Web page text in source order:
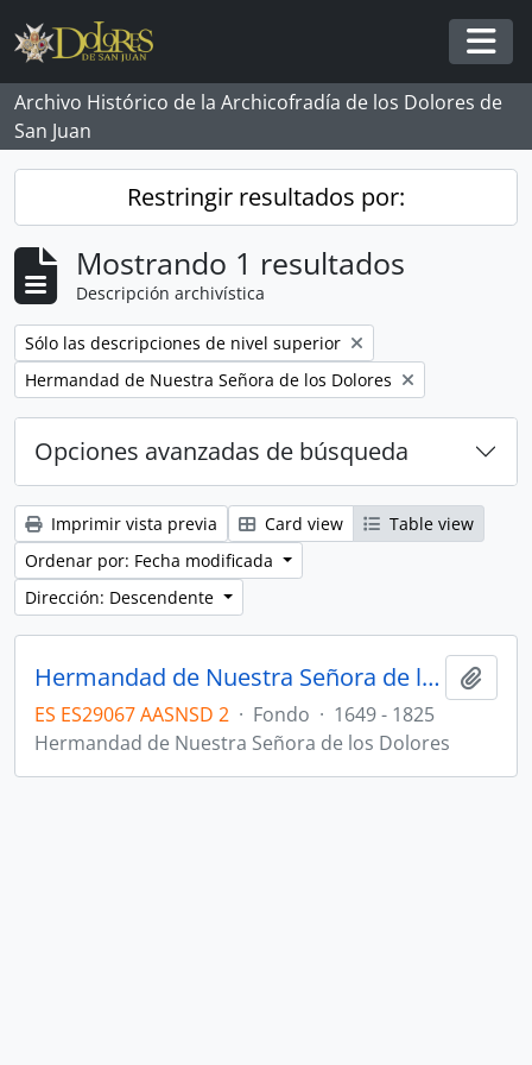
Skip to main content
Archivo Histórico de la Archicofradía de los Dolores de
San Juan
Restringir resultados por:
Mostrando 1 resultados
Descripción archivística
Remove filter:
Sólo las descripciones de nivel superior
Remove filter:
Hermandad de Nuestra Señora de los Dolores
Opciones avanzadas de búsqueda
Imprimir vista previa Card view
Table view
Ordenar por: Fecha modificada
Dirección: Descendente
Hermandad de Nuestra Señora de los Dolores
ES ES29067 AASNSD 2 · Fondo · 1649 - 1825
Hermandad de Nuestra Señora de los Dolores